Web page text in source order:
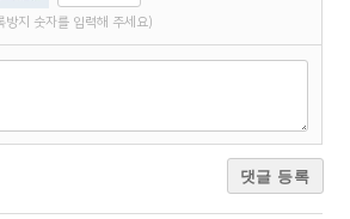
방지 숫자를 입력해 주세요)
댓글 등록